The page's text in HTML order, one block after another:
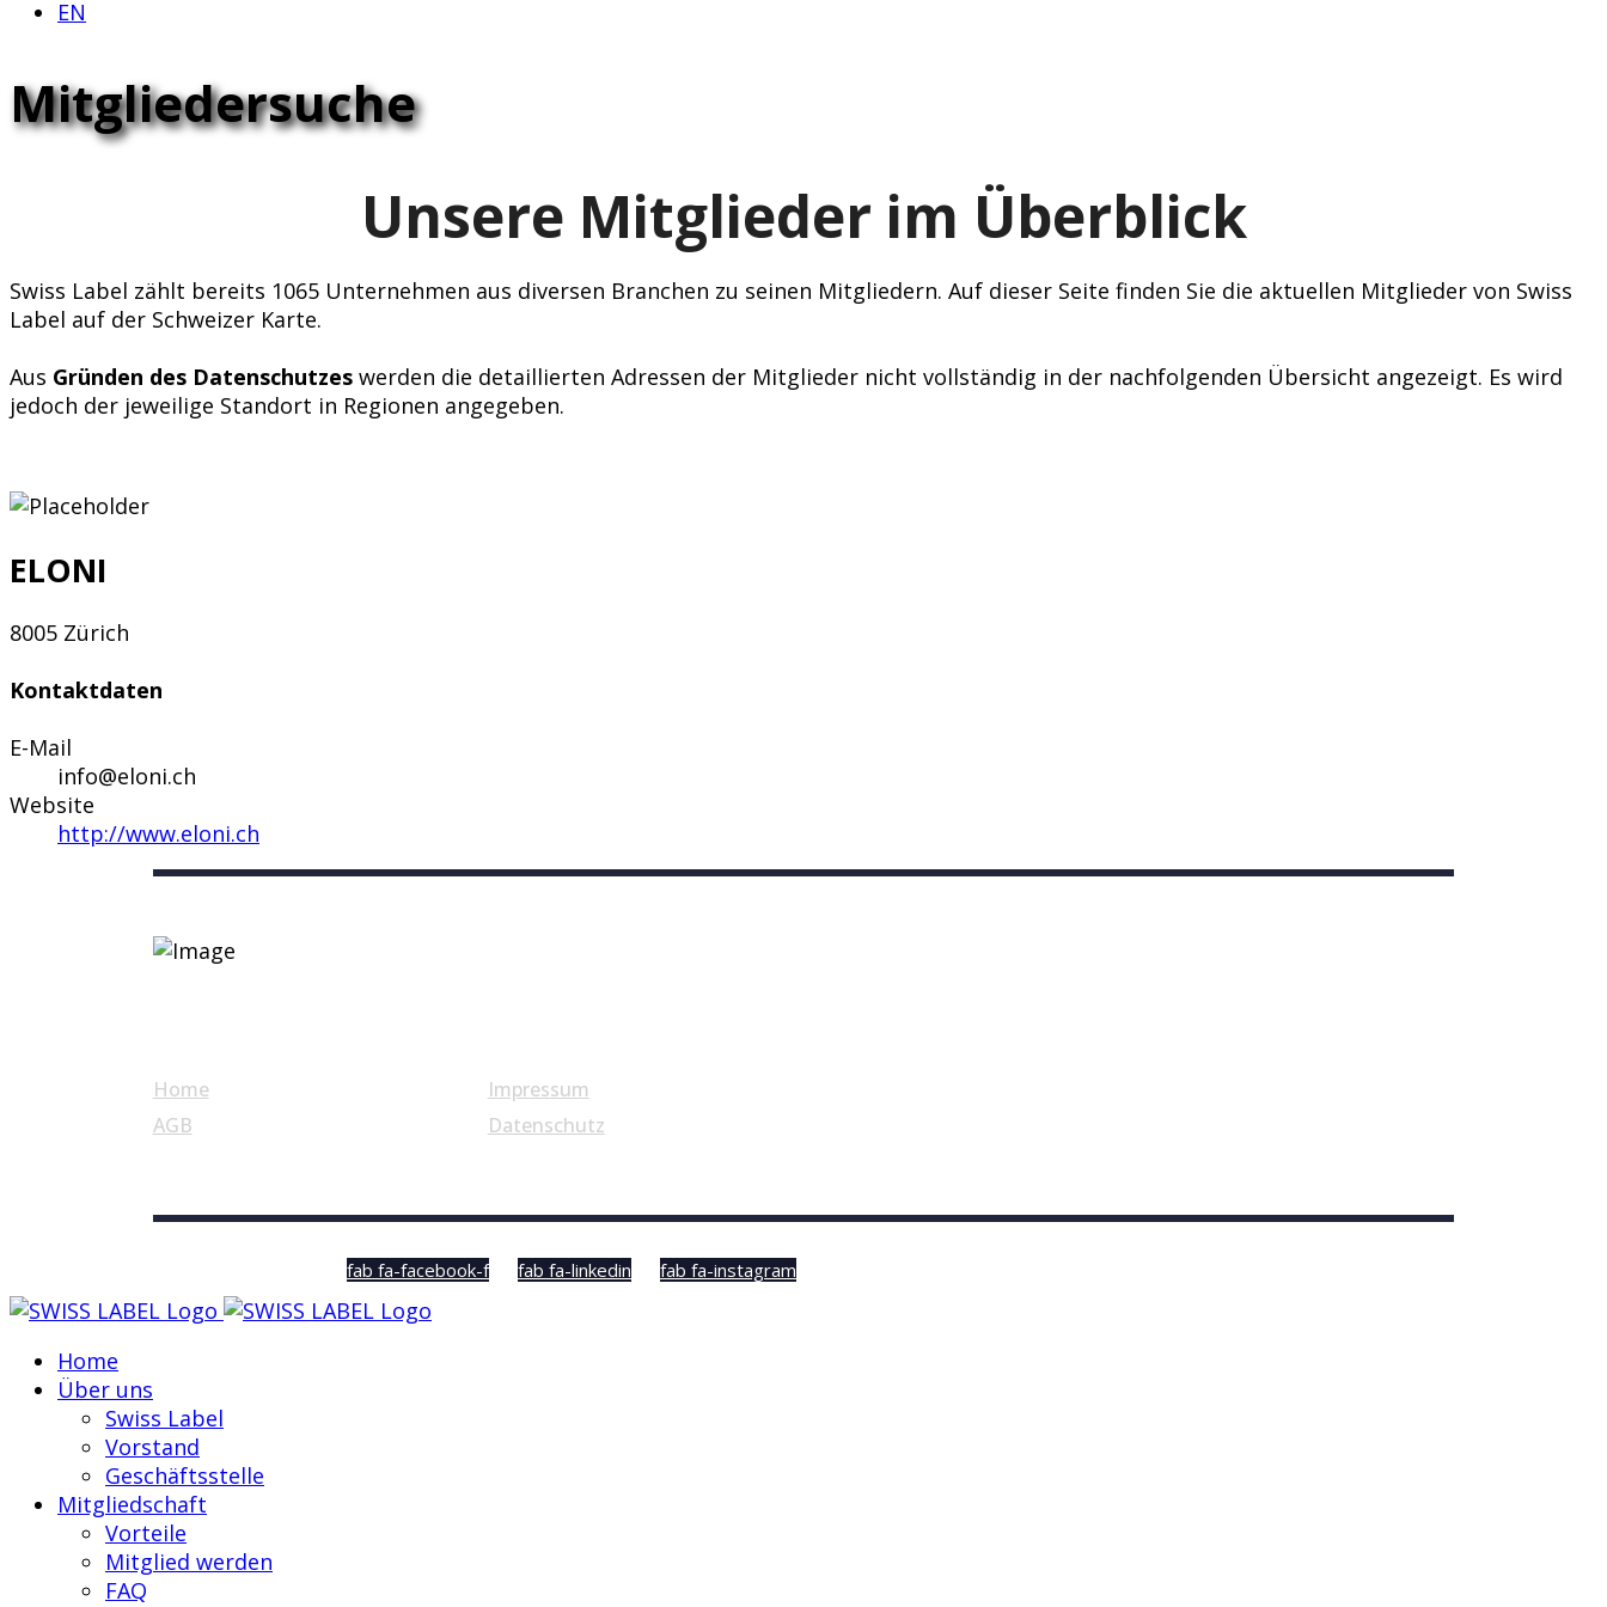
EN
Mitgliedersuche
Unsere Mitglieder im Überblick
Swiss Label zählt bereits 1065 Unternehmen aus diversen Branchen zu seinen Mitgliedern. Auf dieser Seite finden Sie die aktuellen Mitglieder von Swiss
Label auf der Schweizer Karte.
Aus Gründen des Datenschutzes werden die detaillierten Adressen der Mitglieder nicht vollständig in der nachfolgenden Übersicht angezeigt. Es wird
jedoch der jeweilige Standort in Regionen angegeben.
ELONI
8005 Zürich
Kontaktdaten
E-Mail
info@eloni.ch
Website
http://www.eloni.ch
Home
AGB
Impressum
Datenschutz
fab fa-facebook-f fab fa-linkedin fab fa-instagram
Home
Über uns
Swiss Label
Vorstand
Geschäftsstelle
Mitgliedschaft
Vorteile
Mitglied werden
FAQ